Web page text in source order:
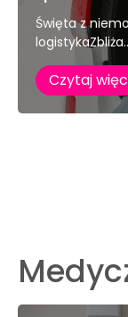
Święta z
Czytaj